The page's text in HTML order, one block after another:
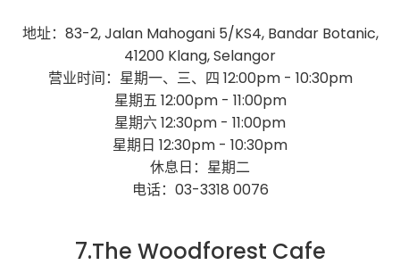
地址：83-2, Jalan Mahogani 5/KS4, Bandar Botanic,
41200 Klang, Selangor
营业时间：星期一、三、四 12:00pm - 10:30pm
星期五 12:00pm - 11:00pm
星期六 12:30pm - 11:00pm
星期日 12:30pm - 10:30pm
休息日：星期二
电话：03-3318 0076
7.The Woodforest Cafe